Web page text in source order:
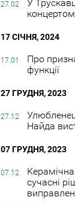
27.02
У
17 СІЧНЯ, 2024
17.01
Про
функції
27 ГРУДНЯ, 2023
27.12
Найда
07 ГРУДНЯ, 2023
07.12
сучасні